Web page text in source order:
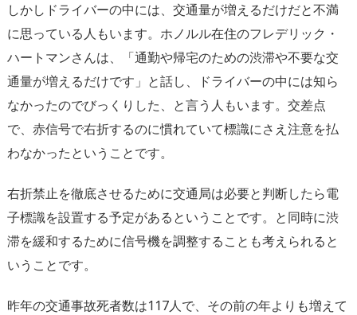
しかしドライバーの中には、交通量が増えるだけだと不満
に思っている人もいます。ホノルル在住のフレデリック・
ハートマンさんは、「通勤や帰宅のための渋滞や不要な交
通量が増えるだけです」と話し、ドライバーの中には知ら
なかったのでびっくりした、と言う人もいます。交差点
で、赤信号で右折するのに慣れていて標識にさえ注意を払
わなかったということです。
右折禁止を徹底させるために交通局は必要と判断したら電
子標識を設置する予定があるということです。と同時に渋
滞を緩和するために信号機を調整することも考えられると
いうことです。
昨年の交通事故死者数は117人で、その前の年よりも増えて